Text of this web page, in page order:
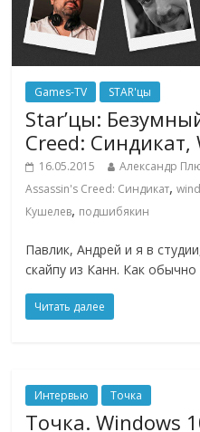
Games-TV STAR'цы
Star’цы:
Creed: Синдикат,
16.05.2015 Александр
Assassin's Creed: Синдикат,
Кушелев, подшибякин
Павлик, Андрей и я в
скайпу из Канн. Как
Читать далее
Интервью Точка
Точка. Windows